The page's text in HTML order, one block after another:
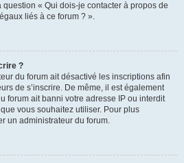
question « Qui dois-je contacter à propos de
liés à ce forum ? ».
?
du forum ait désactivé les inscriptions afin
de s’inscrire. De même, il est également
forum ait banni votre adresse IP ou interdit
vous souhaitez utiliser. Pour plus
un administrateur du forum.